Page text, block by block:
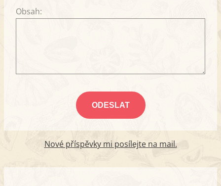
Obsah:
Nové příspěvky mi posílejte na mail.